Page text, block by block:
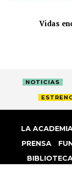
Vidas
NOTICIAS
LA
PRENSA